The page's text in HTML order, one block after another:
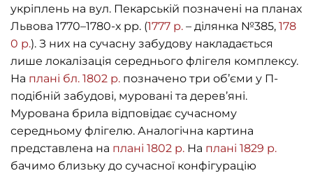
укріплень на вул. Пекарській позначені на планах
Львова 1770–1780-х рр. (1777 р. – ділянка №385, 178
0 р.). З них на сучасну забудову накладається
лише локалізація середнього флігеля комплексу.
На плані бл. 1802 р. позначено три об’єми у П-
подібній забудові, муровані та дерев’яні.
Мурована брила відповідає сучасному
середньому флігелю. Аналогічна картина
представлена на плані 1802 р. На плані 1829 р.
бачимо близьку до сучасної конфігурацію